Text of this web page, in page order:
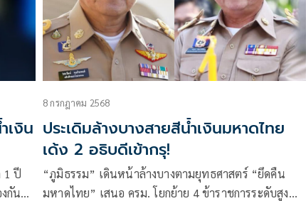
งิน
1 ปี
กันข้อ
8 กรกฎาคม 2568
ประเดิมล้างบางสายสีน้ำเงินมหาดไทย
เด้ง 2 อธิบดีเข้ากรุ!
“ภูมิธรรม” เดินหน้าล้างบางตามยุทธศาสตร์ “ยึดคืน
มหาดไทย” เสนอ ครม. โยกย้าย 4 ข้าราชการระดับสูง